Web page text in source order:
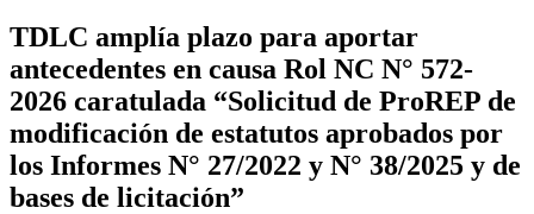
TDLC amplía plazo para aportar
antecedentes en causa Rol NC N° 572-
2026 caratulada “Solicitud de ProREP de
modificación de estatutos aprobados por
los Informes N° 27/2022 y N° 38/2025 y de
bases de licitación”